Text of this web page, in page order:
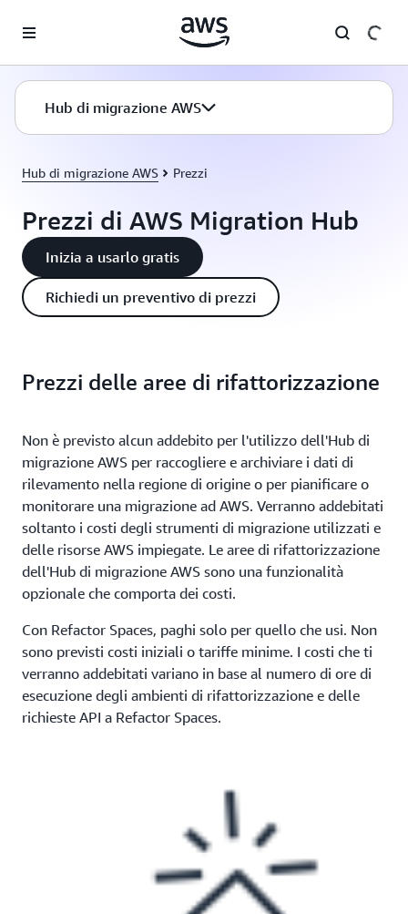
Hub di migrazione AWS
Hub di migrazione AWS Prezzi
Prezzi di AWS Migration Hub
Inizia a usarlo gratis
Richiedi un preventivo di prezzi
Prezzi delle aree di rifattorizzazione
Non è previsto alcun addebito per l'utilizzo dell'Hub di
migrazione AWS per raccogliere e archiviare i dati di
rilevamento nella regione di origine o per pianificare o
monitorare una migrazione ad AWS. Verranno addebitati
soltanto i costi degli strumenti di migrazione utilizzati e
delle risorse AWS impiegate. Le aree di rifattorizzazione
dell'Hub di migrazione AWS sono una funzionalità
opzionale che comporta dei costi.
Con Refactor Spaces, paghi solo per quello che usi. Non
sono previsti costi iniziali o tariffe minime. I costi che ti
verranno addebitati variano in base al numero di ore di
esecuzione degli ambienti di rifattorizzazione e delle
richieste API a Refactor Spaces.